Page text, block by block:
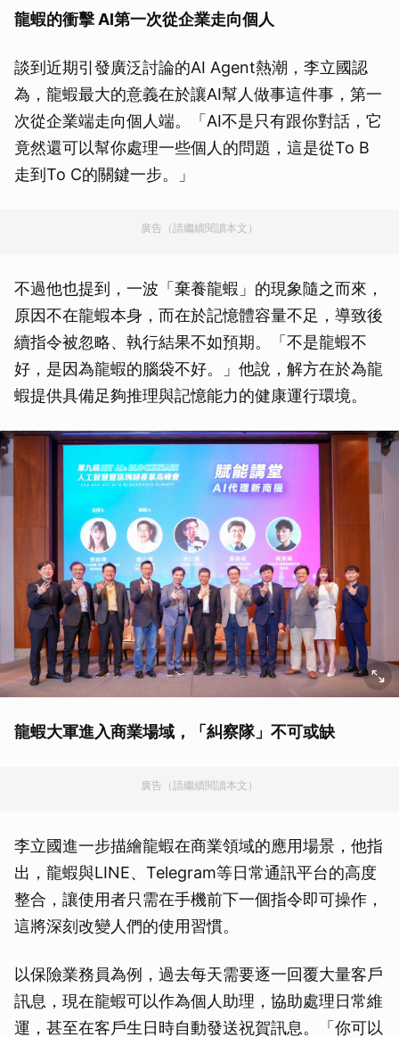
龍蝦的衝擊 AI第一次從企業走向個人
談到近期引發廣泛討論的AI Agent熱潮，李立國認
為，龍蝦最大的意義在於讓AI幫人做事這件事，第一
次從企業端走向個人端。「AI不是只有跟你對話，它
竟然還可以幫你處理一些個人的問題，這是從To B
走到To C的關鍵一步。」
廣告（請繼續閱讀本文）
不過他也提到，一波「棄養龍蝦」的現象隨之而來，
原因不在龍蝦本身，而在於記憶體容量不足，導致後
續指令被忽略、執行結果不如預期。「不是龍蝦不
好，是因為龍蝦的腦袋不好。」他說，解方在於為龍
蝦提供具備足夠推理與記憶能力的健康運行環境。
龍蝦大軍進入商業場域，「糾察隊」不可或缺
廣告（請繼續閱讀本文）
李立國進一步描繪龍蝦在商業領域的應用場景，他指
出，龍蝦與LINE、Telegram等日常通訊平台的高度
整合，讓使用者只需在手機前下一個指令即可操作，
這將深刻改變人們的使用習慣。
以保險業務員為例，過去每天需要逐一回覆大量客戶
訊息，現在龍蝦可以作為個人助理，協助處理日常維
運，甚至在客戶生日時自動發送祝賀訊息。「你可以